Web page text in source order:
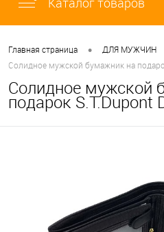
Главная страница • ДЛЯ МУЖЧИН
Солидное мужской бумажник на
Солидное мужской
подарок S.T.Dupont